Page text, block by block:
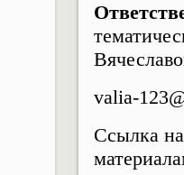
valia-
Ссылка